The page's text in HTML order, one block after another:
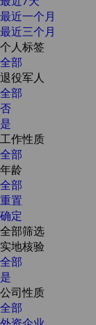
最近一个月
最近三个月
个人标签
全部
退役军人
全部
否
是
工作性质
全部
年龄
全部
重置
确定
全部筛选
实地核验
全部
是
公司性质
全部